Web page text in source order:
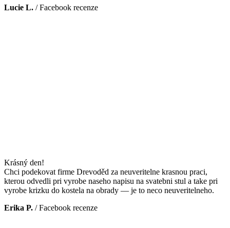
Lucie L. /Facebook recenze
Krásný den!
Chci podekovat firme Drevoděd za neuveritelne krasnou praci,
kterou odvedli pri vyrobe naseho napisu na svatebni stul a take pri
vyrobe krizku do kostela na obrady — je to neco neuveritelneho.
Erika P. /Facebook recenze